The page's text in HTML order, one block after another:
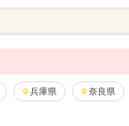
兵庫県 奈良県